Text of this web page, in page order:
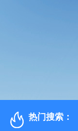
热门搜索：